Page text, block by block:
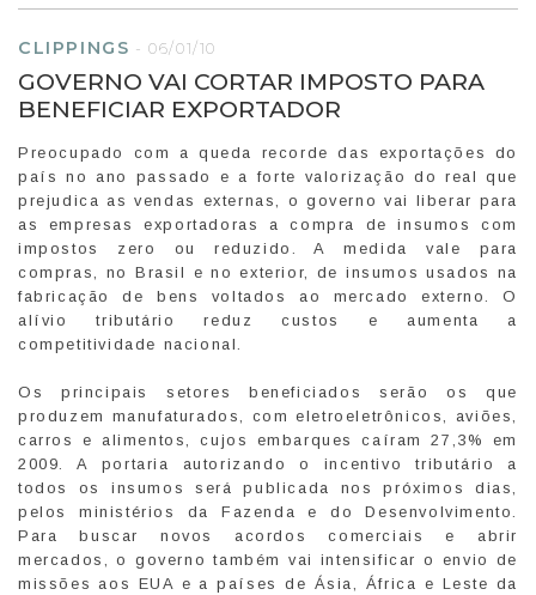
CLIPPINGS -06/01/10
GOVERNO VAI CORTAR IMPOSTO PARA
BENEFICIAR EXPORTADOR
Preocupado com a queda recorde das exportações do
país no ano passado e a forte valorização do real que
prejudica as vendas externas, o governo vai liberar para
as empresas exportadoras a compra de insumos com
impostos zero ou reduzido. A medida vale para
compras, no Brasil e no exterior, de insumos usados na
fabricação de bens voltados ao mercado externo. O
alívio tributário reduz custos e aumenta a
competitividade nacional.
Os principais setores beneficiados serão os que
produzem manufaturados, com eletroeletrônicos, aviões,
carros e alimentos, cujos embarques caíram 27,3% em
2009. A portaria autorizando o incentivo tributário a
todos os insumos será publicada nos próximos dias,
pelos ministérios da Fazenda e do Desenvolvimento.
Para buscar novos acordos comerciais e abrir
mercados, o governo também vai intensificar o envio de
missões aos EUA e a países de Ásia, África e Leste da